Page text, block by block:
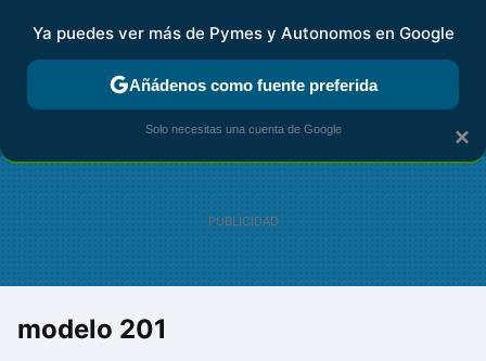
FISCALIDAD Y CONTABILIDAD KIT DIGITAL RENTA
modelo 201
×
Ya puedes ver más de Pymes y Autonomos en Google
Añádenos como fuente preferida
Solo necesitas una cuenta de Google